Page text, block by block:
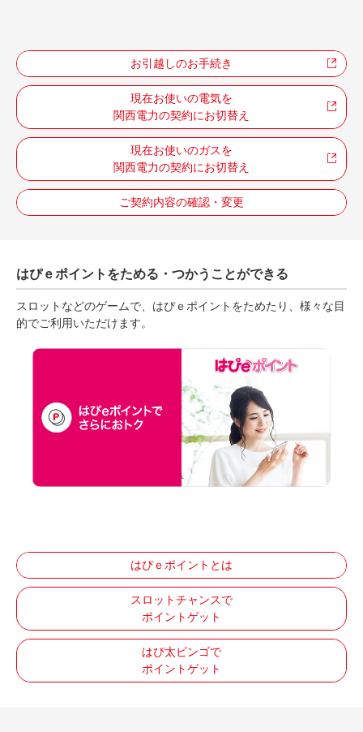
お引越しのお手続き
現在お使いの電気を
関西電力の契約にお切替え
現在お使いのガスを
関西電力の契約にお切替え
ご契約内容の確認・変更
はぴｅポイントをためる・つかうことができる
スロットなどのゲームで、はぴｅポイントをためたり、様々な目
的でご利用いただけます。
はぴｅポイントとは
スロットチャンスで
ポイントゲット
はぴ太ビンゴで
ポイントゲット